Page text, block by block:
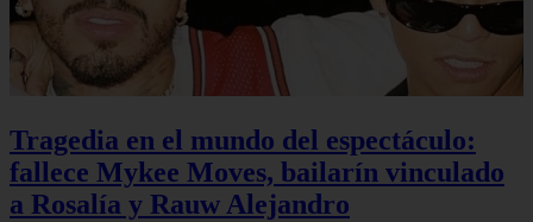
Tragedia en el mundo del espectáculo:
fallece Mykee Moves, bailarín vinculado
a Rosalía y Rauw Alejandro